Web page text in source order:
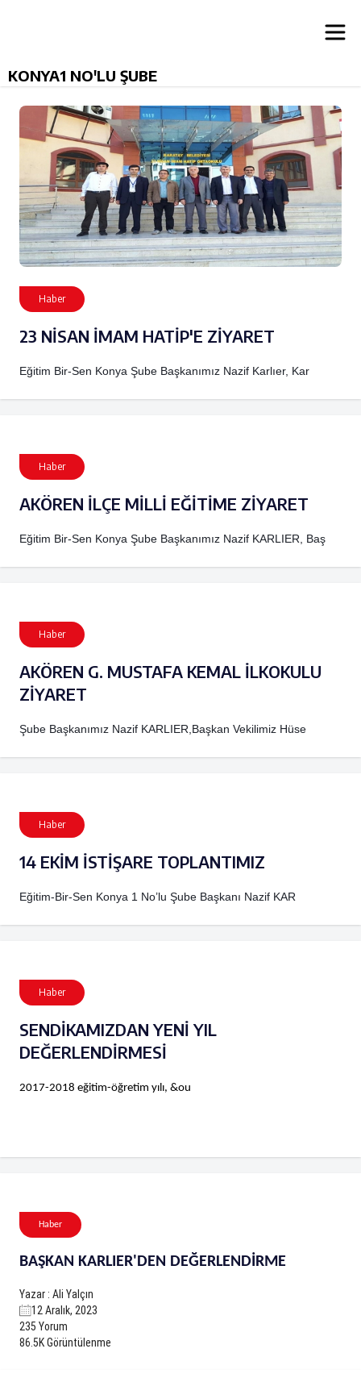
KONYA1 NO'LU ŞUBE
Haber
23 NİSAN İMAM HATİP'E ZİYARET
Eğitim Bir-Sen Konya Şube Başkanımız Nazif Karlıer, Kar
Haber
AKÖREN İLÇE MİLLİ EĞİTİME ZİYARET
Eğitim Bir-Sen Konya Şube Başkanımız Nazif KARLIER, Baş
Haber
AKÖREN G. MUSTAFA KEMAL İLKOKULU
ZİYARET
Şube Başkanımız Nazif KARLIER,Başkan Vekilimiz Hüse
Haber
14 EKİM İSTİŞARE TOPLANTIMIZ
Eğitim-Bir-Sen Konya 1 No’lu Şube Başkanı Nazif KAR
Haber
SENDİKAMIZDAN YENİ YIL
DEĞERLENDİRMESİ
2017-2018 eğitim-öğretim yılı, &ou
Haber
BAŞKAN KARLIER'DEN DEĞERLENDİRME
Yazar : Ali Yalçın
12 Aralık, 2023
235 Yorum
86.5K Görüntülenme